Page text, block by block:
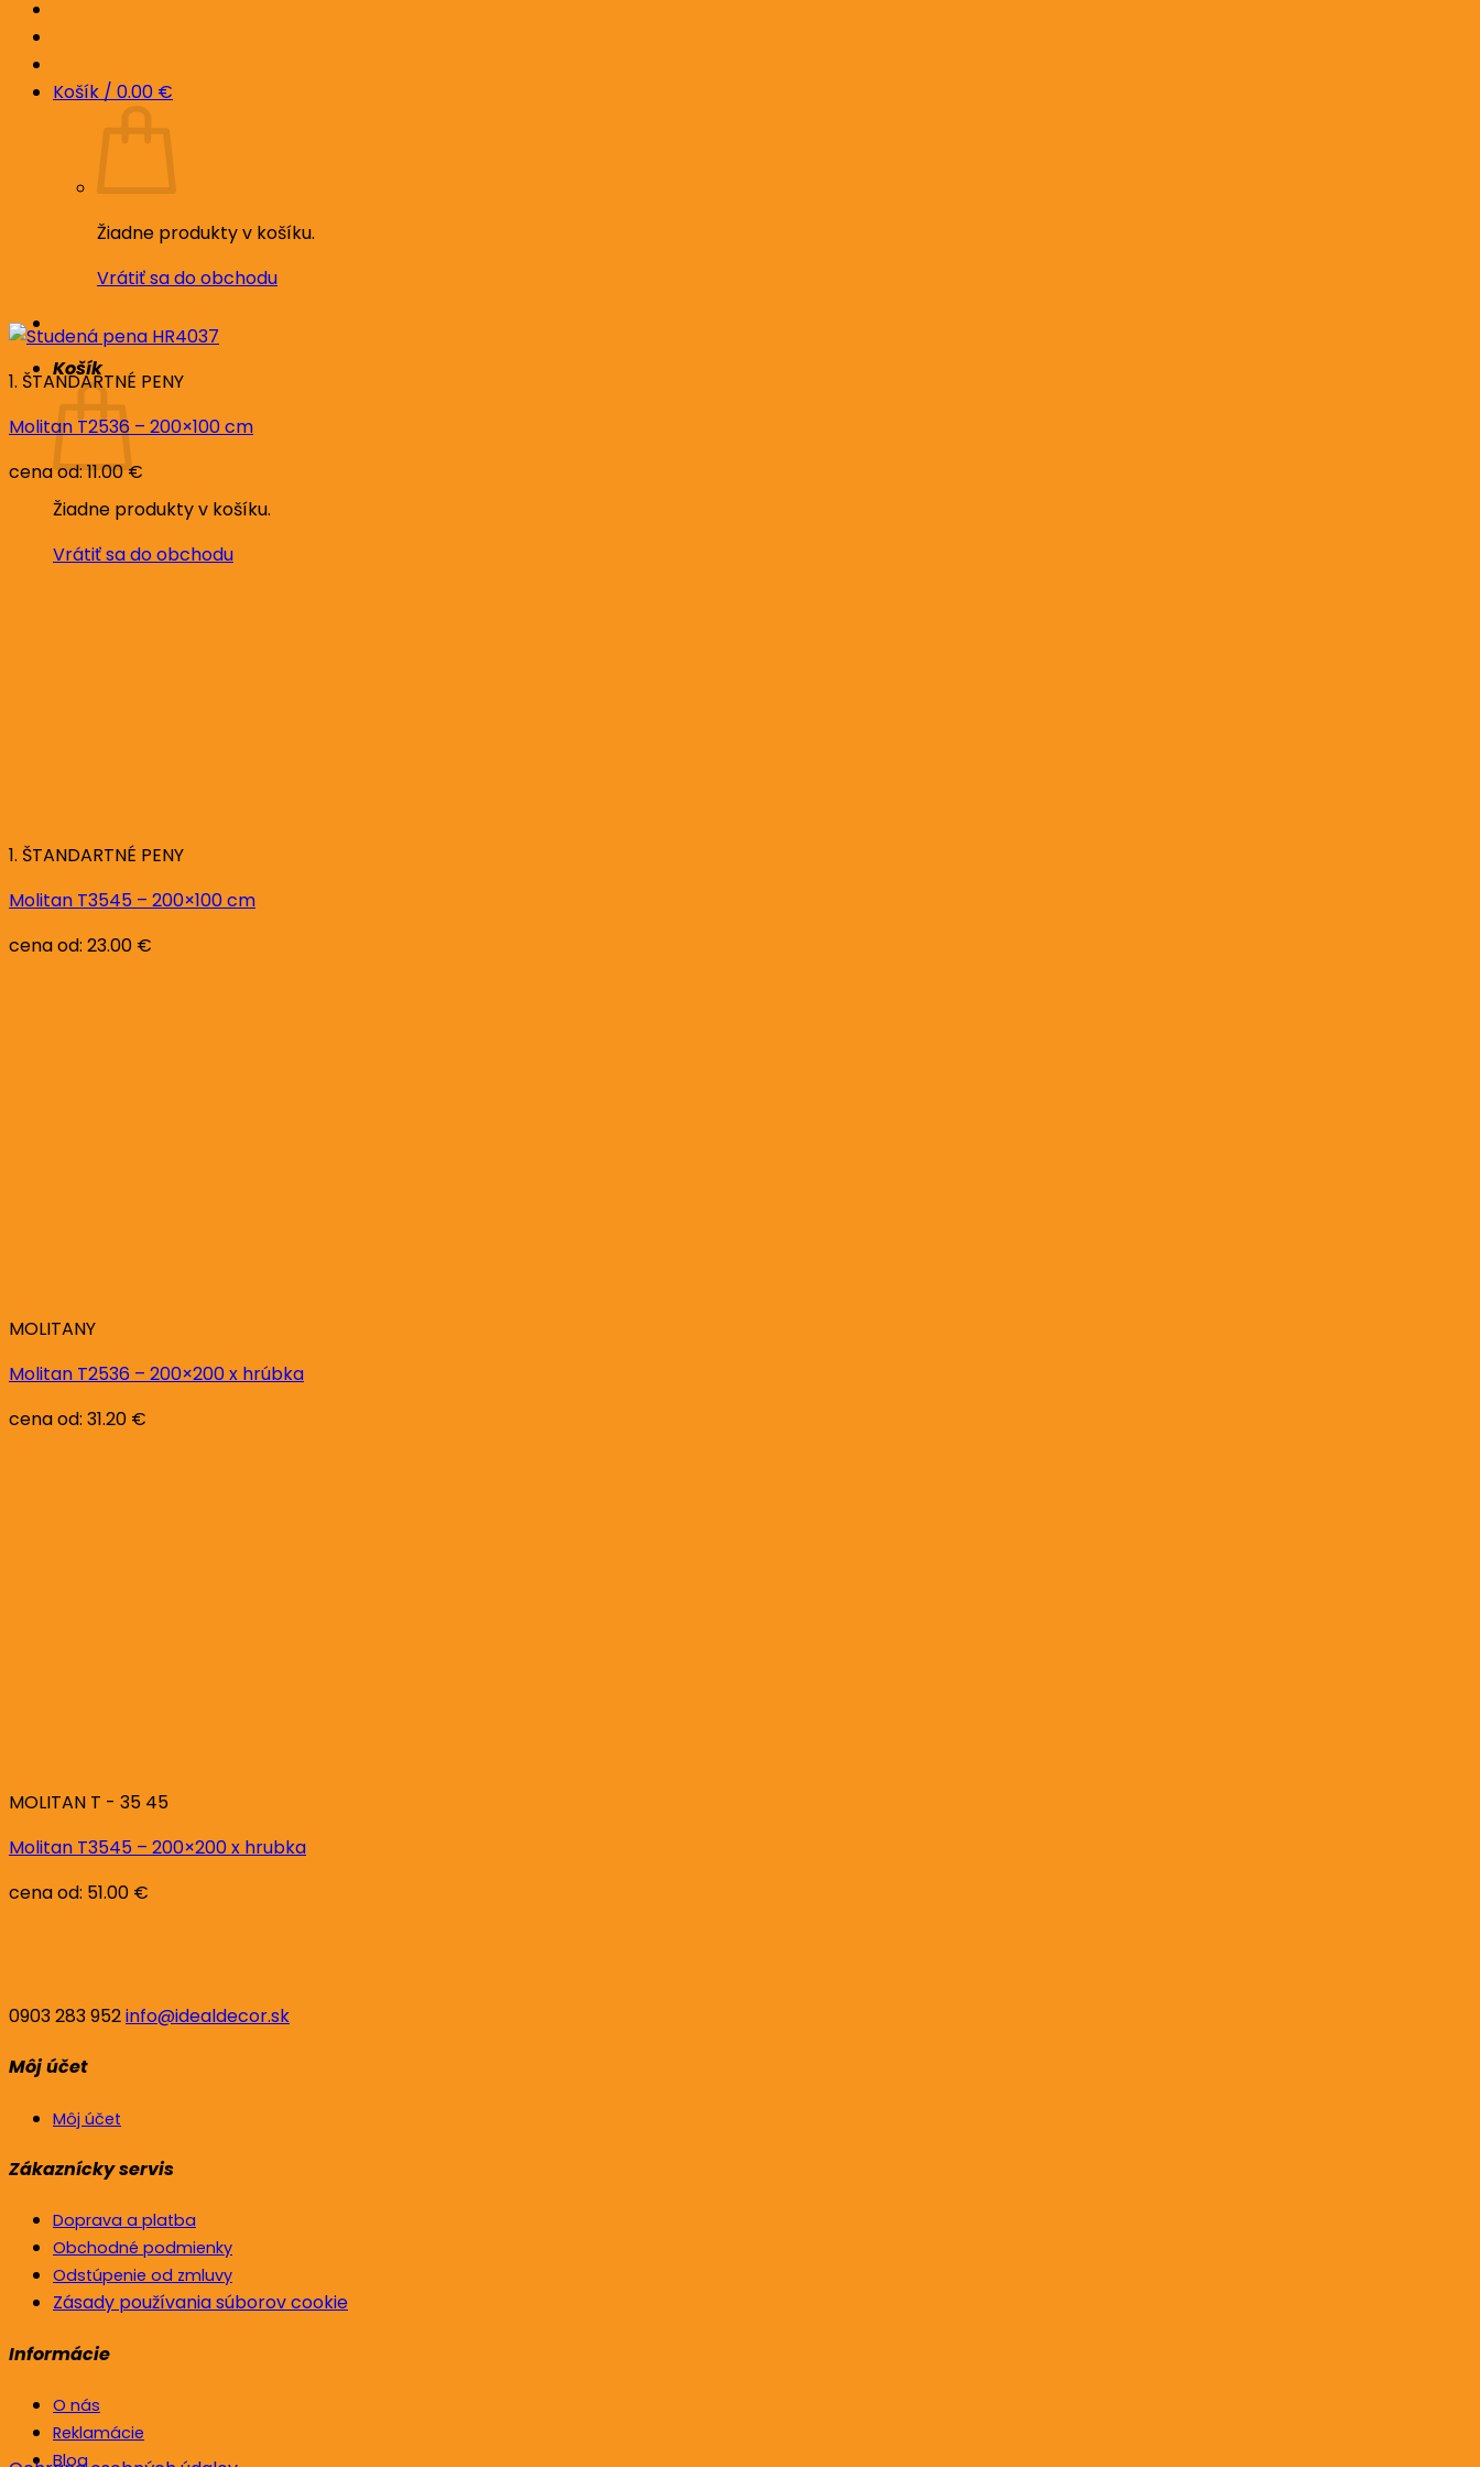
Košík / 0.00 €
Žiadne produkty v košíku.
Vrátiť sa do obchodu
Košík
Žiadne produkty v košíku.
Vrátiť sa do obchodu
1. ŠTANDARTNÉ PENY
Molitan T2536 – 200×100 cm
cena od:11.00€
1. ŠTANDARTNÉ PENY
Molitan T3545 – 200×100 cm
cena od: 23.00 €
MOLITANY
Molitan T2536 – 200×200 x hrúbka
cena od: 31.20 €
MOLITAN T - 35 45
Molitan T3545 – 200×200 x hrubka
cena od: 51.00 €
0903 283 952info@idealdecor.sk
Môj účet
Môj účet
Zákaznícky servis
Doprava a platba
Obchodné podmienky
Odstúpenie od zmluvy
Zásady používania súborov cookie
Informácie
O nás
Reklamácie
Blog